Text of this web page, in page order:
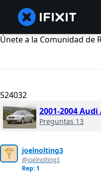
Únete a la Comunidad de
524032
2001-2004 Audi
Preguntas 13
joelnolting3
@joelnolting3
Rep: 1